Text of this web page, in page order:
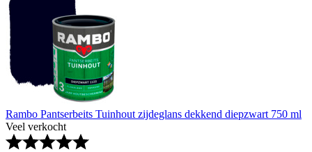
Rambo Pantserbeits Tuinhout zijdeglans dekkend diepzwart 750 ml
Veel verkocht